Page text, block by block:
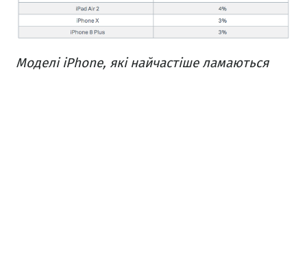
Моделі iPhone, які найчастіше ламаються